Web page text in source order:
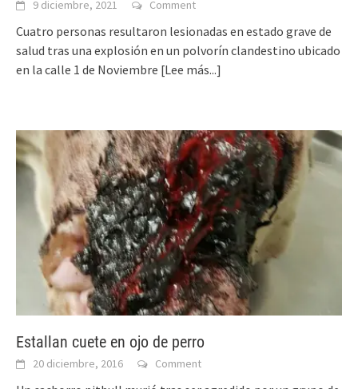
9 diciembre, 2021 Comment
Cuatro personas resultaron lesionadas en estado grave de
salud tras una explosión en un polvorín clandestino ubicado
en la calle 1 de Noviembre [Lee más...]
Estallan cuete en ojo de perro
20 diciembre, 2016 Comment